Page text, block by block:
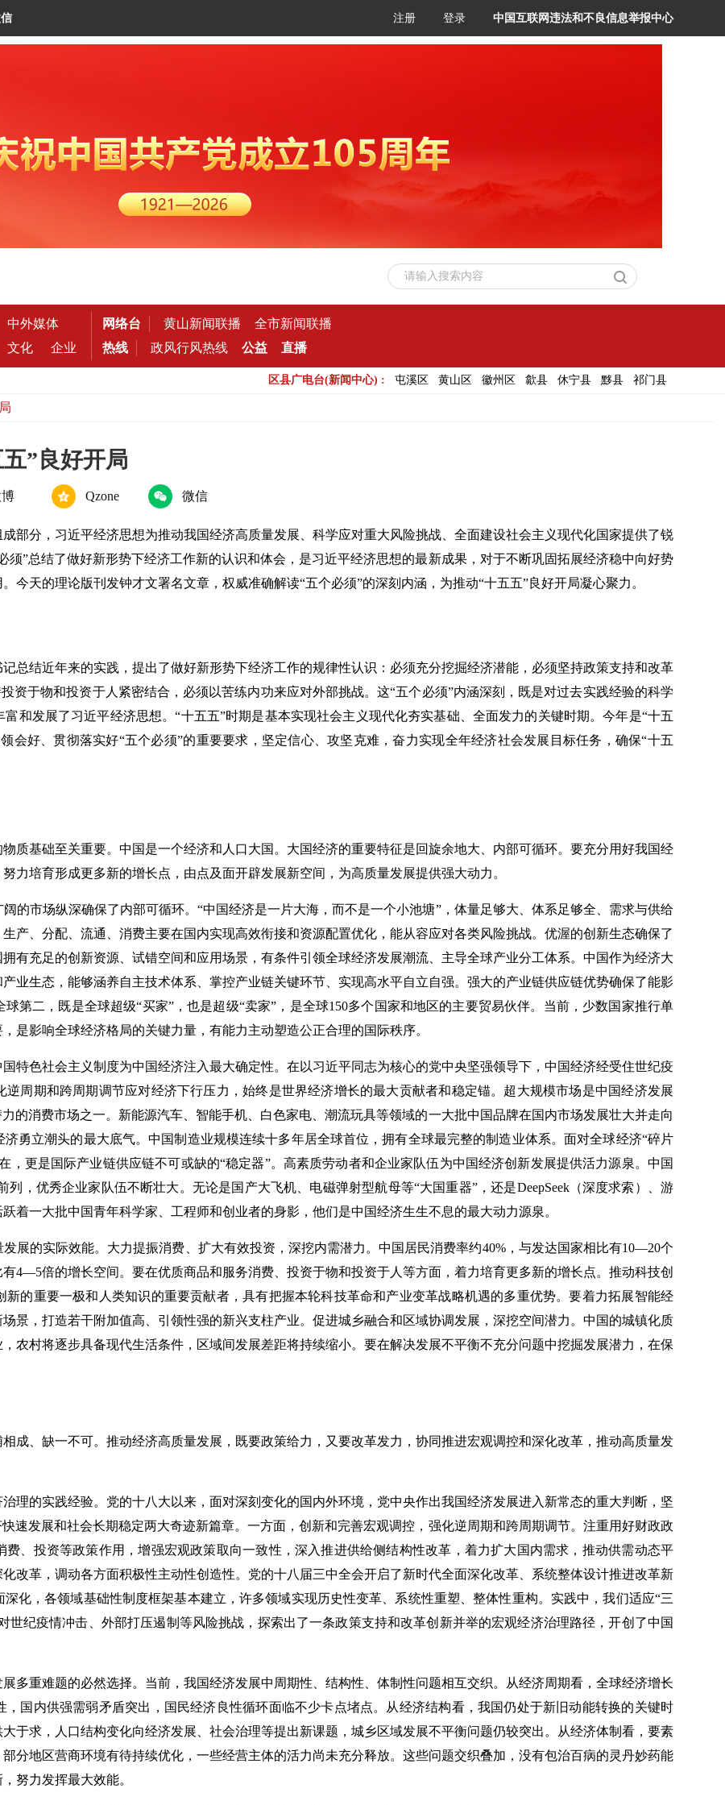
注册 登录 中国互联网违法和不良信息举报中心
请输入搜索内容
中外媒体
文化 企业
网络台 黄山新闻联播
全市新闻联播
热线
政风行风热线 公益 直播
区县广电台(新闻中心) : 屯溪区 黄山区 徽州区 歙县 休宁县 黟县 祁门县
”良好开局
Qzone 微信
部分，习近平经济思想为推动我国经济高质量发展、科学应对重大风险挑战、全面建设社会主义现代化国家提供了锐
须”总结了做好新形势下经济工作新的认识和体会，是习近平经济思想的最新成果，对于不断巩固拓展经济稳中向好势
今天的理论版刊发钟才文署名文章，权威准确解读“五个必须”的深刻内涵，为推动“十五五”良好开局凝心聚力。
总结近年来的实践，提出了做好新形势下经济工作的规律性认识：必须充分挖掘经济潜能，必须坚持政策支持和改革
资于物和投资于人紧密结合，必须以苦练内功来应对外部挑战。这“五个必须”内涵深刻，既是对过去实践经验的科学
和发展了习近平经济思想。“十五五”时期是基本实现社会主义现代化夯实基础、全面发力的关键时期。今年是“十五
会好、贯彻落实好“五个必须”的重要要求，坚定信心、攻坚克难，奋力实现全年经济社会发展目标任务，确保“十五
质基础至关重要。中国是一个经济和人口大国。大国经济的重要特征是回旋余地大、内部可循环。要充分用好我国经
力培育形成更多新的增长点，由点及面开辟发展新空间，为高质量发展提供强大动力。
的市场纵深确保了内部可循环。“中国经济是一片大海，而不是一个小池塘”，体量足够大、体系足够全、需求与供给
产、分配、流通、消费主要在国内实现高效衔接和资源配置优化，能从容应对各类风险挑战。优渥的创新生态确保了
有充足的创新资源、试错空间和应用场景，有条件引领全球经济发展潮流、主导全球产业分工体系。中国作为经济大
业生态，能够涵养自主技术体系、掌控产业链关键环节、实现高水平自立自强。强大的产业链供应链优势确保了能影
第二，既是全球超级“买家”，也是超级“卖家”，是全球150多个国家和地区的主要贸易伙伴。当前，少数国家推行单
是影响全球经济格局的关键力量，有能力主动塑造公正合理的国际秩序。
特色社会主义制度为中国经济注入最大确定性。在以习近平同志为核心的党中央坚强领导下，中国经济经受住世纪疫
周期和跨周期调节应对经济下行压力，始终是世界经济增长的最大贡献者和稳定锚。超大规模市场是中国经济发展
的消费市场之一。新能源汽车、智能手机、白色家电、潮流玩具等领域的一大批中国品牌在国内市场发展壮大并走向
勇立潮头的最大底气。中国制造业规模连续十多年居全球首位，拥有全球最完整的制造业体系。面对全球经济“碎片
，更是国际产业链供应链不可或缺的“稳定器”。高素质劳动者和企业家队伍为中国经济创新发展提供活力源泉。中国
，优秀企业家队伍不断壮大。无论是国产大飞机、电磁弹射型航母等“大国重器”，还是DeepSeek（深度求索）、游
着一大批中国青年科学家、工程师和创业者的身影，他们是中国经济生生不息的最大动力源泉。
展的实际效能。大力提振消费、扩大有效投资，深挖内需潜力。中国居民消费率约40%，与发达国家相比有10—20个
4—5倍的增长空间。要在优质商品和服务消费、投资于物和投资于人等方面，着力培育更多新的增长点。推动科技创
的重要一极和人类知识的重要贡献者，具有把握本轮科技革命和产业变革战略机遇的多重优势。要着力拓展智能经
景，打造若干附加值高、引领性强的新兴支柱产业。促进城乡融合和区域协调发展，深挖空间潜力。中国的城镇化质
农村将逐步具备现代生活条件，区域间发展差距将持续缩小。要在解决发展不平衡不充分问题中挖掘发展潜力，在保
成、缺一不可。推动经济高质量发展，既要政策给力，又要改革发力，协同推进宏观调控和深化改革，推动高质量发
理的实践经验。党的十八大以来，面对深刻变化的国内外环境，党中央作出我国经济发展进入新常态的重大判断，坚
速发展和社会长期稳定两大奇迹新篇章。一方面，创新和完善宏观调控，强化逆周期和跨周期调节。注重用好财政政
、投资等政策作用，增强宏观政策取向一致性，深入推进供给侧结构性改革，着力扩大国内需求，推动供需动态平
改革，调动各方面积极性主动性创造性。党的十八届三中全会开启了新时代全面深化改革、系统整体设计推进改革新
化，各领域基础性制度框架基本建立，许多领域实现历史性变革、系统性重塑、整体性重构。实践中，我们适应“三
世纪疫情冲击、外部打压遏制等风险挑战，探索出了一条政策支持和改革创新并举的宏观经济治理路径，开创了中国
多重难题的必然选择。当前，我国经济发展中周期性、结构性、体制性问题相互交织。从经济周期看，全球经济增长
国内供强需弱矛盾突出，国民经济良性循环面临不少卡点堵点。从经济结构看，我国仍处于新旧动能转换的关键时
于求，人口结构变化向经济发展、社会治理等提出新课题，城乡区域发展不平衡问题仍较突出。从经济体制看，要素
分地区营商环境有待持续优化，一些经营主体的活力尚未充分释放。这些问题交织叠加，没有包治百病的灵丹妙药能
努力发挥最大效能。